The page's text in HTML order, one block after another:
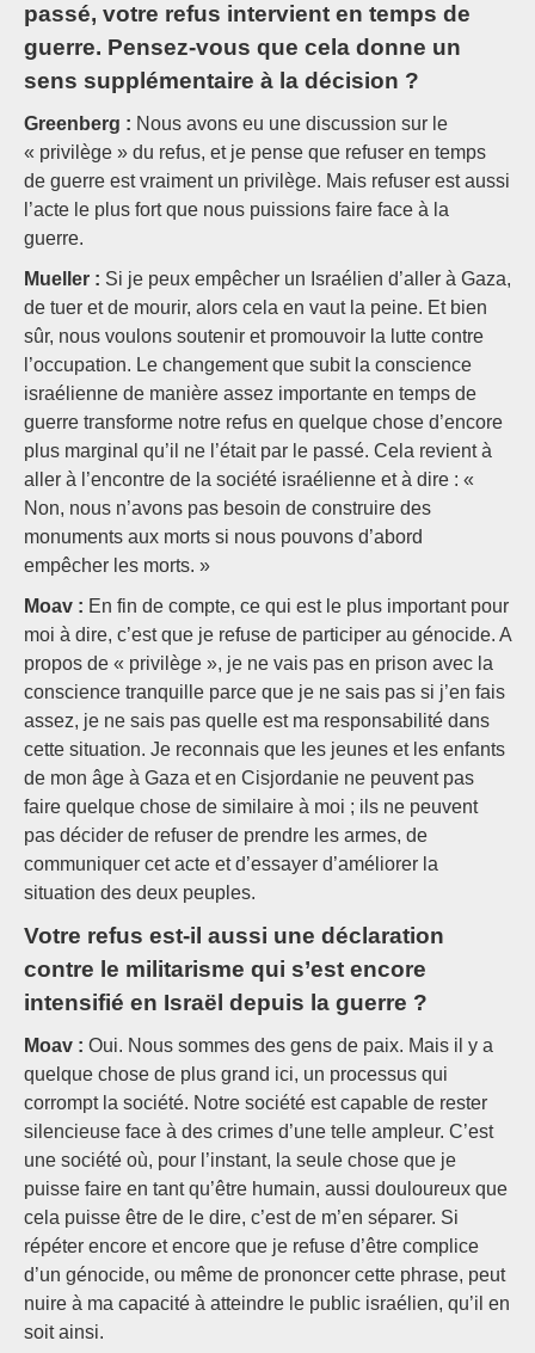
passé, votre refus intervient en temps de
guerre. Pensez-vous que cela donne un
sens supplémentaire à la décision ?
Greenberg : Nous avons eu une discussion sur le
« privilège » du refus, et je pense que refuser en temps
de guerre est vraiment un privilège. Mais refuser est aussi
l’acte le plus fort que nous puissions faire face à la
guerre.
Mueller : Si je peux empêcher un Israélien d’aller à Gaza,
de tuer et de mourir, alors cela en vaut la peine. Et bien
sûr, nous voulons soutenir et promouvoir la lutte contre
l’occupation. Le changement que subit la conscience
israélienne de manière assez importante en temps de
guerre transforme notre refus en quelque chose d’encore
plus marginal qu’il ne l’était par le passé. Cela revient à
aller à l’encontre de la société israélienne et à dire : «
Non, nous n’avons pas besoin de construire des
monuments aux morts si nous pouvons d’abord
empêcher les morts. »
Moav : En fin de compte, ce qui est le plus important pour
moi à dire, c’est que je refuse de participer au génocide. A
propos de « privilège », je ne vais pas en prison avec la
conscience tranquille parce que je ne sais pas si j’en fais
assez, je ne sais pas quelle est ma responsabilité dans
cette situation. Je reconnais que les jeunes et les enfants
de mon âge à Gaza et en Cisjordanie ne peuvent pas
faire quelque chose de similaire à moi ; ils ne peuvent
pas décider de refuser de prendre les armes, de
communiquer cet acte et d’essayer d’améliorer la
situation des deux peuples.
Votre refus est-il aussi une déclaration
contre le militarisme qui s’est encore
intensifié en Israël depuis la guerre ?
Moav : Oui. Nous sommes des gens de paix. Mais il y a
quelque chose de plus grand ici, un processus qui
corrompt la société. Notre société est capable de rester
silencieuse face à des crimes d’une telle ampleur. C’est
une société où, pour l’instant, la seule chose que je
puisse faire en tant qu’être humain, aussi douloureux que
cela puisse être de le dire, c’est de m’en séparer. Si
répéter encore et encore que je refuse d’être complice
d’un génocide, ou même de prononcer cette phrase, peut
nuire à ma capacité à atteindre le public israélien, qu’il en
soit ainsi.